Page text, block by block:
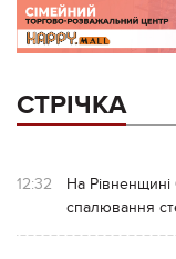
СТРІЧКА
12:32
На Рівненщині
спалювання